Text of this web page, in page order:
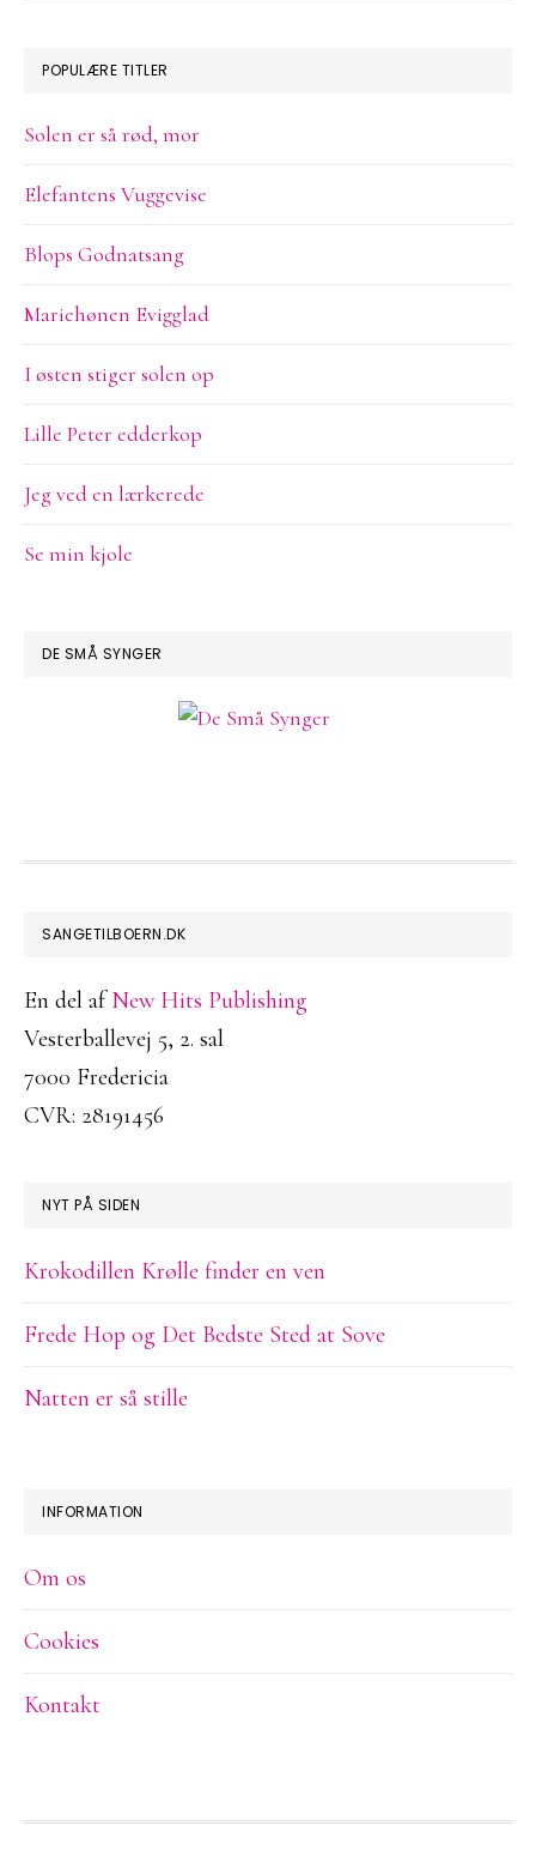
POPULÆRE TITLER
Solen er så rød, mor
Elefantens Vuggevise
Blops Godnatsang
Mariehønen Evigglad
I østen stiger solen op
Lille Peter edderkop
Jeg ved en lærkerede
Se min kjole
DE SMÅ SYNGER
FOOTER
SANGETILBOERN.DK
En del afNew Hits Publishing
Vesterballevej 5, 2. sal
7000 Fredericia
CVR: 28191456
NYT PÅ SIDEN
Krokodillen Krølle finder en ven
Frede Hop og Det Bedste Sted at Sove
Natten er så stille
INFORMATION
Om os
Cookies
Kontakt